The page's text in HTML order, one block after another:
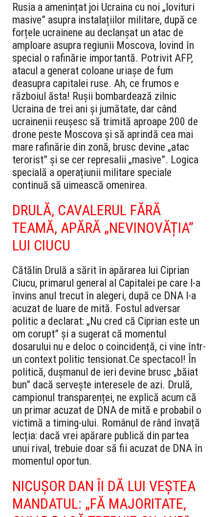
Rusia a amenințat joi Ucraina cu noi „lovituri
masive” asupra instalațiilor militare, după ce
forțele ucrainene au declanșat un atac de
amploare asupra regiunii Moscova, lovind în
special o rafinărie importantă. Potrivit AFP,
atacul a generat coloane uriașe de fum
deasupra capitalei ruse. Ah, ce frumos e
războiul ăsta! Rușii bombardează zilnic
Ucraina de trei ani și jumătate, dar când
ucrainenii reușesc să trimită aproape 200 de
drone peste Moscova și să aprindă cea mai
mare rafinărie din zonă, brusc devine „atac
terorist” și se cer represalii „masive”. Logica
specială a operațiunii militare speciale
continuă să uimească omenirea.
DRULĂ, CAVALERUL FĂRĂ
TEAMĂ, APĂRĂ „NEVINOVĂȚIA”
LUI CIUCU
Cătălin Drulă a sărit în apărarea lui Ciprian
Ciucu, primarul general al Capitalei pe care l-a
învins anul trecut în alegeri, după ce DNA l-a
acuzat de luare de mită. Fostul adversar
politic a declarat: „Nu cred că Ciprian este un
om corupt” și a sugerat că momentul
dosarului nu e deloc o coincidență, ci vine într-
un context politic tensionat.Ce spectacol! În
politică, dușmanul de ieri devine brusc „băiat
bun” dacă servește interesele de azi. Drulă,
campionul transparenței, ne explică acum că
un primar acuzat de DNA de mită e probabil o
victimă a timing-ului. Românul de rând învață
lecția: dacă vrei apărare publică din partea
unui rival, trebuie doar să fii acuzat de DNA în
momentul oportun.
NICUȘOR DAN ÎI DĂ LUI VEȘTEA
MANDATUL: „FĂ MAJORITATE,